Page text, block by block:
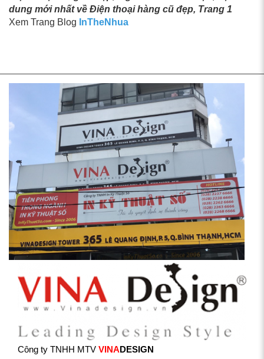
dung mới nhất về Điện thoại hàng cũ đẹp, Trang 1
Xem Trang Blog InTheNhua
Công ty TNHH MTV VINADESIGN